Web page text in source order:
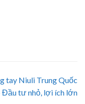
tay Niuli Trung Quốc
Đầu tư nhỏ, lợi ích lớn